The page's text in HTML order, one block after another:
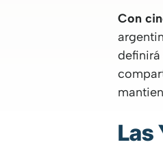
Con
definirá
Las